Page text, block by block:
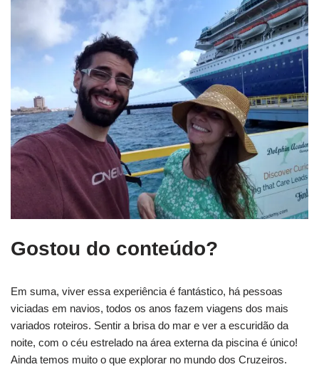
Gostou do conteúdo?
Em suma, viver essa experiência é fantástico, há pessoas
viciadas em navios, todos os anos fazem viagens dos mais
variados roteiros. Sentir a brisa do mar e ver a escuridão da
noite, com o céu estrelado na área externa da piscina é único!
Ainda temos muito o que explorar no mundo dos Cruzeiros.